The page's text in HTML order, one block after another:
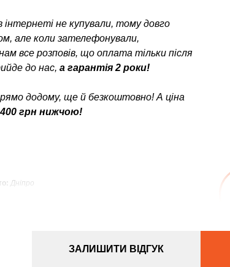
інтернеті не купували, тому довго
але коли зателефонували,
все розповів, що оплата тільки після
до нас, а гарантія 2 роки!
додому, ще й безкоштовно! А ціна
грн нижчою!
Дніпро
ЗАЛИШИТИ ВІДГУК